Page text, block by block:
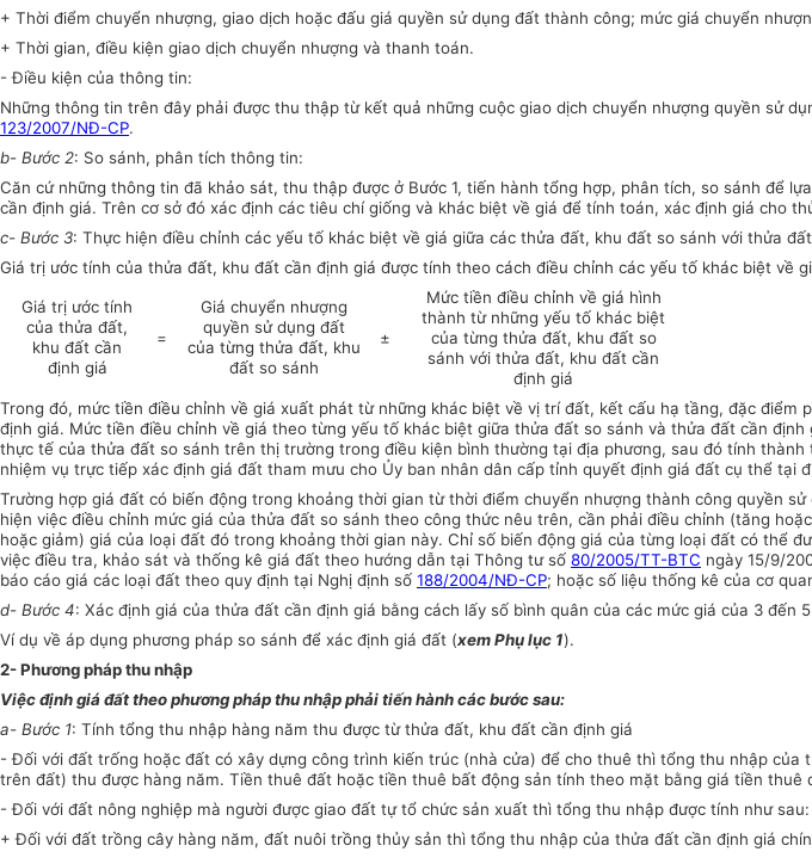
+ Thời điểm chuyển nhượng, giao dịch hoặc đấu giá quyền sử dụng đất thành công; mức giá chuyển
+ Thời gian, điều kiện giao dịch chuyển nhượng và thanh toán.
- Điều kiện của thông tin:
Những thông tin trên đây phải được thu thập từ kết quả những cuộc giao dịch chuyển nhượng quyền sử
123/2007/NĐ-CP.
b- Bước 2: So sánh, phân tích thông tin:
Căn cứ những thông tin đã khảo sát, thu thập được ở Bước 1, tiến hành tổng hợp, phân tích, so sánh để
cần định giá. Trên cơ sở đó xác định các tiêu chí giống và khác biệt về giá để tính toán, xác định giá cho
c- Bước 3: Thực hiện điều chỉnh các yếu tố khác biệt về giá giữa các thửa đất, khu đất so sánh với thửa
Giá trị ước tính của thửa đất, khu đất cần định giá được tính theo cách điều chỉnh các yếu tố khác biệt về
Giá trị ước tính
của thửa đất,
khu đất cần
định giá
=
Giá chuyển nhượng
quyền sử dụng đất
của từng thửa đất, khu
đất so sánh
±
Mức tiền điều chỉnh về giá hình
thành từ những yếu tố khác biệt
của từng thửa đất, khu đất so
sánh với thửa đất, khu đất cần
định giá
Trong đó, mức tiền điều chỉnh về giá xuất phát từ những khác biệt về vị trí đất, kết cấu hạ tầng, đặc
định giá. Mức tiền điều chỉnh về giá theo từng yếu tố khác biệt giữa thửa đất so sánh và thửa đất cần
thực tế của thửa đất so sánh trên thị trường trong điều kiện bình thường tại địa phương, sau đó tính
nhiệm vụ trực tiếp xác định giá đất tham mưu cho Ủy ban nhân dân cấp tỉnh quyết định giá đất cụ thể tại
Trường hợp giá đất có biến động trong khoảng thời gian từ thời điểm chuyển nhượng thành công quyền
hiện việc điều chỉnh mức giá của thửa đất so sánh theo công thức nêu trên, cần phải điều chỉnh (tăng
hoặc giảm) giá của loại đất đó trong khoảng thời gian này. Chỉ số biến động giá của từng loại đất có
việc điều tra, khảo sát và thống kê giá đất theo hướng dẫn tại Thông tư số 80/2005/TT-BTC ngày 15/9/
báo cáo giá các loại đất theo quy định tại Nghị định số 188/2004/NĐ-CP; hoặc số liệu thống kê của cơ
d- Bước 4: Xác định giá của thửa đất cần định giá bằng cách lấy số bình quân của các mức giá của 3
Ví dụ về áp dụng phương pháp so sánh để xác định giá đất (xem Phụ lục 1).
2- Phương pháp thu nhập
Việc định giá đất theo phương pháp thu nhập phải tiến hành các bước sau:
a- Bước 1: Tính tổng thu nhập hàng năm thu được từ thửa đất, khu đất cần định giá
- Đối với đất trống hoặc đất có xây dựng công trình kiến trúc (nhà cửa) để cho thuê thì tổng thu nhập
trên đất) thu được hàng năm. Tiền thuê đất hoặc tiền thuê bất động sản tính theo mặt bằng giá tiền
- Đối với đất nông nghiệp mà người được giao đất tự tổ chức sản xuất thì tổng thu nhập được tính như sau:
+ Đối với đất trồng cây hàng năm, đất nuôi trồng thủy sản thì tổng thu nhập của thửa đất cần định giá